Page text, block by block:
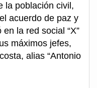
la población civil,
acuerdo de paz y
la red social “X”
máximos jefes,
alias “Antonio